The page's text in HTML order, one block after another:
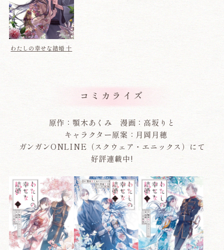
わたしの幸せな結婚 十
コミカライズ
原作：顎木あくみ 漫画：高坂りと
キャラクター原案：月岡月穂
ガンガンONLINE（スクウェア・エニックス）にて
好評連載中!